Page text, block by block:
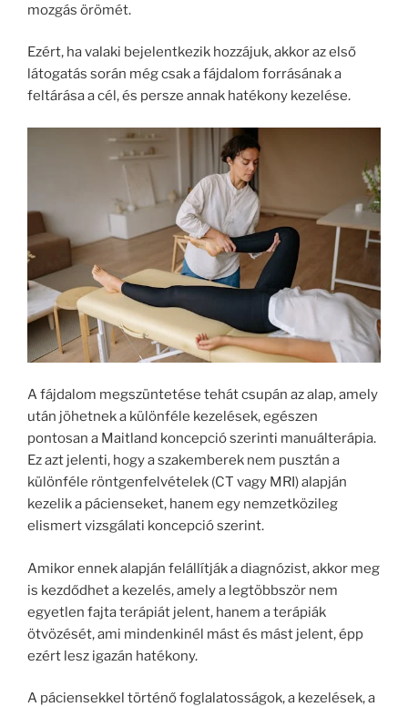
mozgás örömét.
Ezért, ha valaki bejelentkezik hozzájuk, akkor az első
látogatás során még csak a fájdalom forrásának a
feltárása a cél, és persze annak hatékony kezelése.
A fájdalom megszüntetése tehát csupán az alap, amely
után jöhetnek a különféle kezelések, egészen
pontosan a Maitland koncepció szerinti manuálterápia.
Ez azt jelenti, hogy a szakemberek nem pusztán a
különféle röntgenfelvételek (CT vagy MRI) alapján
kezelik a pácienseket, hanem egy nemzetközileg
elismert vizsgálati koncepció szerint.
Amikor ennek alapján felállítják a diagnózist, akkor meg
is kezdődhet a kezelés, amely a legtöbbször nem
egyetlen fajta terápiát jelent, hanem a terápiák
ötvözését, ami mindenkinél mást és mást jelent, épp
ezért lesz igazán hatékony.
A páciensekkel történő foglalatosságok, a kezelések, a